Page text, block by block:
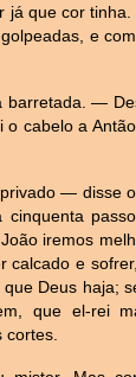
já que cor
e
barretada. —
cabelo a
— disse o
cinquenta
iremos
calcado e
Deus haja;
que el-rei